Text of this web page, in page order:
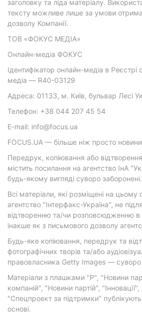
заголовку та ліда матеріалу.
тексту можливе лише за умови
дозволу Компанії.
ТОВ «ФОКУС МЕДІА»
Онлайн-медіа ФОКУС
Ідентифікатор онлайн-медіа в Реєстрі
медіа — R40-03129
Адреса: 01133, м. Київ, бульвар Лесі
Телефон: +38 044 207 45 54
E-mail: info@focus.ua
FOCUS.UA — більше ніж просто
Передрук, копіювання або
містить посилання на агентство ІнА
будь-якому вигляді суворо заборонені.
Всі матеріали, які розміщені на цьому
агентство "Інтерфакс-Україна", не
відтворенню та/чи розповсюдженню в
інакше як з письмового дозволу
Будь-яке копіювання, передрук та
фотографічних творів та/або
правовласника Getty Images — суворо
Матеріали з плашками "Р", "Новини
компаній", "Новини партій",
"Спецпроект за підтримки"
основі.